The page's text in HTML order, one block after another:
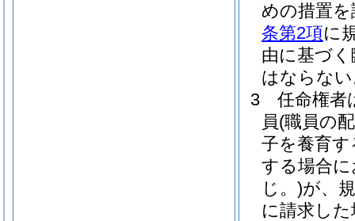
めの措置
条第2項に
由に基づ
はならな
3
任命権者
員(職員の
子を養育
する場合
じ。)が、
に請求し